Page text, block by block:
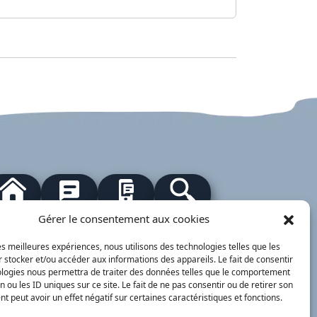
Gérer le consentement aux cookies
meilleures expériences, nous utilisons des technologies telles que les
stocker et/ou accéder aux informations des appareils. Le fait de consentir
nous permettra de traiter des données telles que le comportement
ou les ID uniques sur ce site. Le fait de ne pas consentir ou de retirer son
peut avoir un effet négatif sur certaines caractéristiques et fonctions.
Démarches
Public
Contacts
Mentions
légales
Plan du site
- 2023